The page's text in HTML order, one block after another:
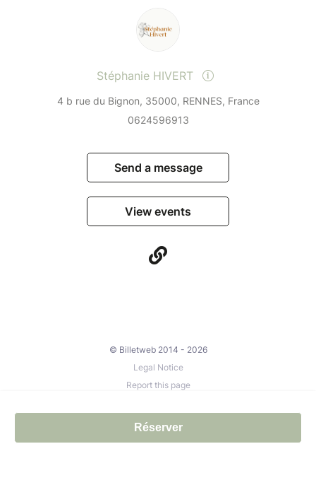
Stéphanie HIVERT
4 b rue du Bignon, 35000, RENNES, France
0624596913
Send a message
View events
© Billetweb 2014 - 2026
Legal Notice
Report this page
Réserver